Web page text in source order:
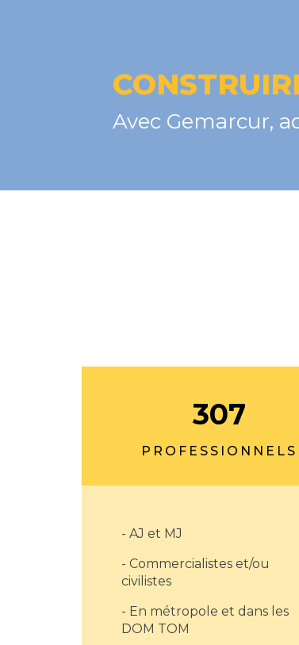
Avec Gemarcur,
307
PROFESSIONNELS
- AJ et MJ
- Commercialistes et/ou
civilistes
- En métropole et dans les
DOM TOM